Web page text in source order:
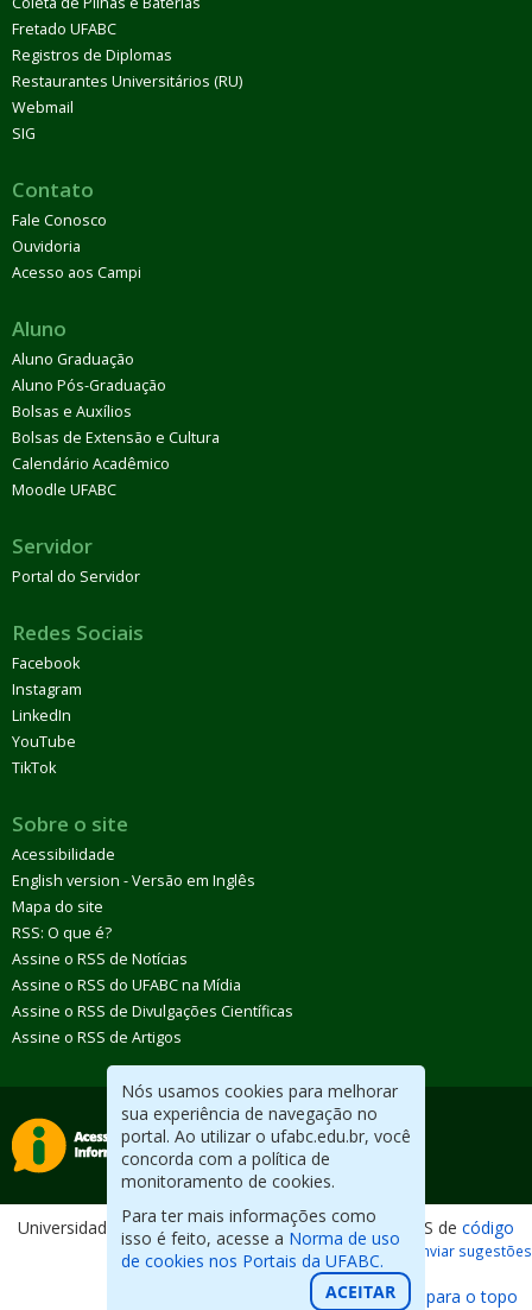
Nós usamos cookies para melhorar
sua experiência de navegação no
portal. Ao utilizar o ufabc.edu.br, você
concorda com a política de
monitoramento de cookies.
Para ter mais informações como
isso é feito, acesse a Norma de uso
de cookies nos Portais da UFABC.
ACEITAR
Fretado UFABC
Registros de Diplomas
Restaurantes Universitários (RU)
Webmail
SIG
Contato
Fale Conosco
Ouvidoria
Acesso aos Campi
Aluno
Aluno Graduação
Aluno Pós-Graduação
Bolsas e Auxílios
Bolsas de Extensão e Cultura
Calendário Acadêmico
Moodle UFABC
Servidor
Portal do Servidor
Redes Sociais
Facebook
Instagram
LinkedIn
YouTube
TikTok
Sobre o site
Acessibilidade
English version - Versão em Inglês
Mapa do site
RSS: O que é?
Assine o RSS de Notícias
Assine o RSS do UFABC na Mídia
Assine o RSS de Divulgações Científicas
Assine o RSS de Artigos
Universidade Federal do ABC. Desenvolvido com CMS de código
aberto. Reportar erros / Enviar sugestões
Voltar para o topo